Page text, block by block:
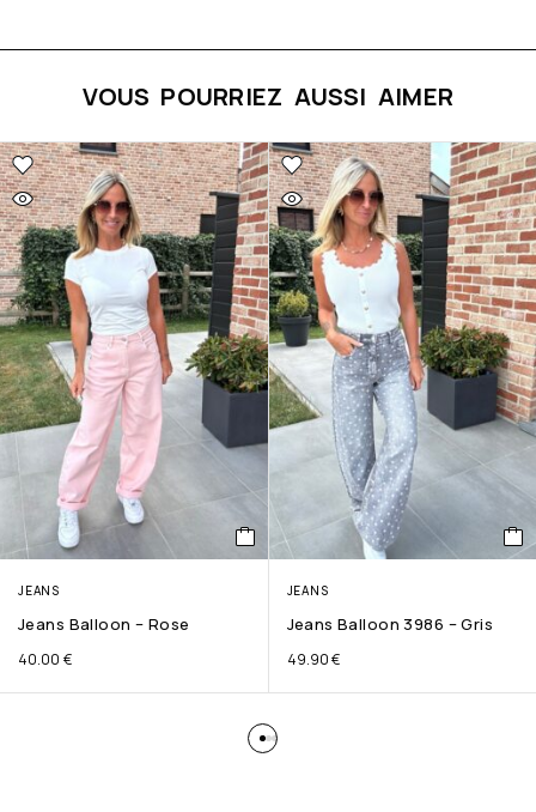
VOUS POURRIEZ AUSSI AIMER
JEANS
Jeans Balloon – Rose
40.00 €
JEANS
Jeans Balloon 3986 – Gris
49.90€